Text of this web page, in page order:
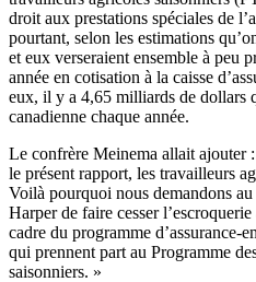
droit aux prestations spéciales de
pourtant, selon les estimations
et eux verseraient ensemble à peu
année en cotisation à la caisse
eux, il y a 4,65 milliards de dollars
canadienne chaque année.
Le confrère Meinema allait ajouter
le présent rapport, les travailleurs
Voilà pourquoi nous demandons
Harper de faire cesser
cadre du programme d’assurance-
qui prennent part au Programme
saisonniers. »